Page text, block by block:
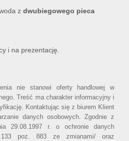
z dwubiegowego pieca
i na prezentację.
nie stanowi oferty handlowej w
Treść ma charakter informacyjny i
Kontaktując się z biurem Klient
danych osobowych. Zgodnie z
29.08.1997 r. o ochronie danych
poz. 883 ze zmianami/ oraz